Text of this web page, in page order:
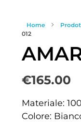
Home
012
€165.00
Materiale:
Colore: